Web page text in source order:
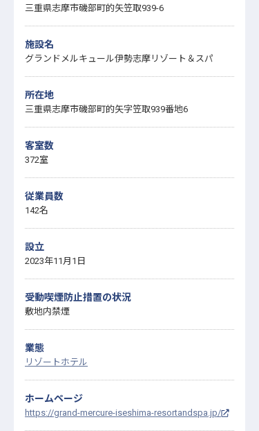
三重県志摩市磯部町的矢笠取939-6
施設名
グランドメルキュール伊勢志摩リゾート＆スパ
所在地
三重県志摩市磯部町的矢字笠取939番地6
客室数
372室
従業員数
142名
設立
2023年11月1日
受動喫煙防止措置の状況
敷地内禁煙
業態
リゾートホテル
ホームページ
https://grand-mercure-iseshima-resortandspa.jp/